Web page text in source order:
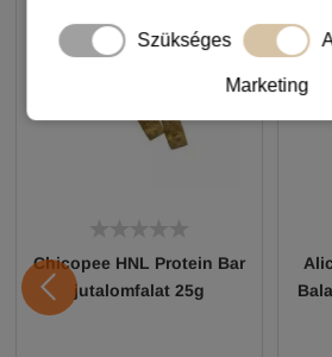
Szükséges
Marketing
Chicopee HNL Protein Bar
jutalomfalat 25g